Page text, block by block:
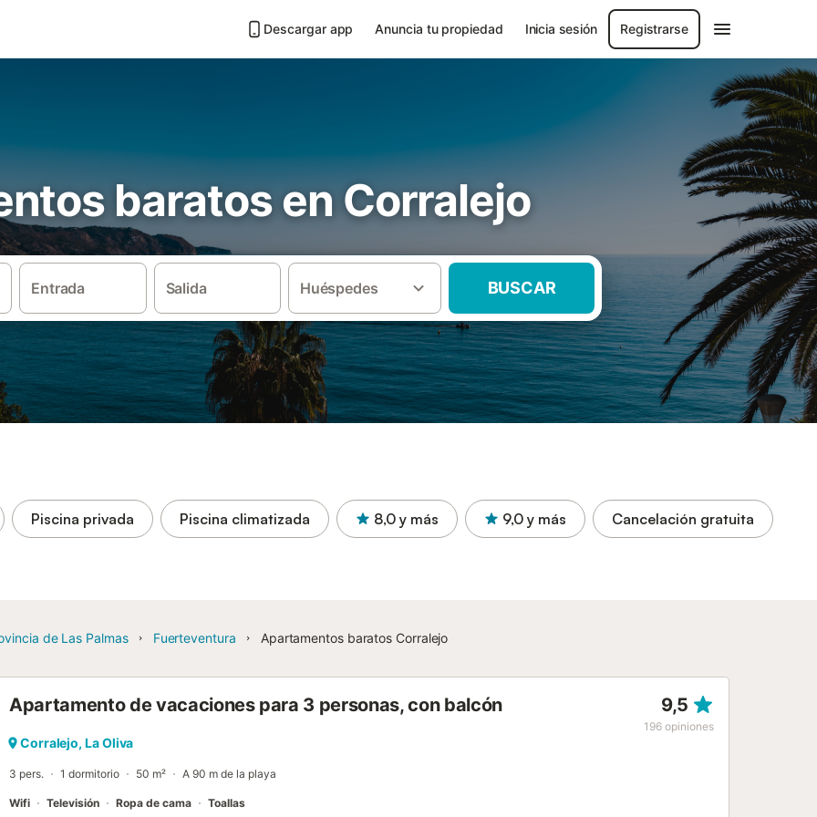
Descargar app Anuncia tu propiedad Inicia sesión Registrarse
baratos en Corralejo
Entrada Salida Huéspedes BUSCAR
Piscina privada Piscina climatizada 8,0 y más 9,0 y más Cancelación gratuita
de Las Palmas Fuerteventura Apartamentos baratos Corralejo
Apartamento de vacaciones para 3 personas, con balcón 9,5
196 opiniones
Corralejo, La Oliva
3 pers. 1 dormitorio 50 m² A 90 m de la playa
Wifi Televisión Ropa de cama Toallas